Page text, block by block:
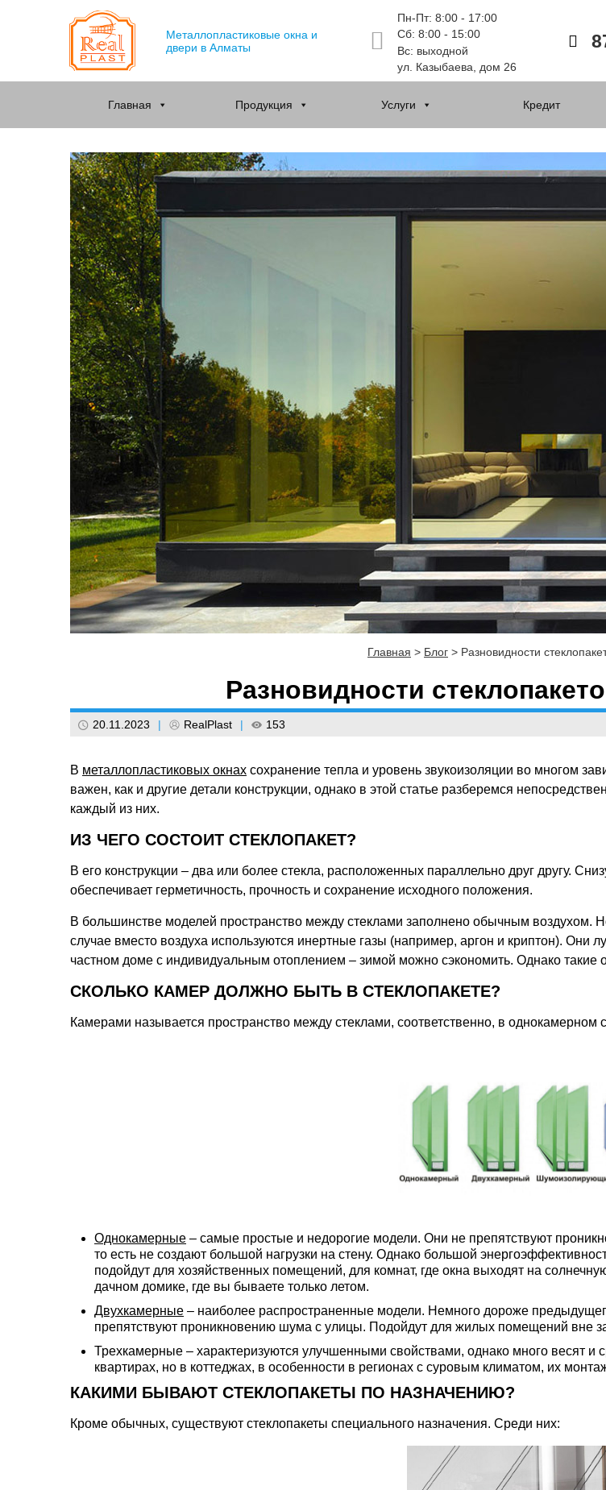
Металлопластиковые окна и
двери в Алматы
Пн-Пт: 8:00 - 17:00
Сб: 8:00 - 15:00
Вс: выходной
ул. Казыбаева, дом 26
Главная Продукция Услуги Кредит
Главная > Блог > Разновидности
Разновидности
20.11.2023 | RealPlast | 153
В металлопластиковых окнах сохранение тепла и уровень звукоизоляции во многом
важен, как и другие детали конструкции, однако в этой статье разберемся
каждый из них.
ИЗ ЧЕГО СОСТОИТ СТЕКЛОПАКЕТ?
В его конструкции – два или более стекла, расположенных параллельно друг другу.
обеспечивает герметичность, прочность и сохранение исходного положения.
В большинстве моделей пространство между стеклами заполнено обычным воздухом.
случае вместо воздуха используются инертные газы (например, аргон и криптон). Они
частном доме с индивидуальным отоплением – зимой можно сэкономить. Однако такие
СКОЛЬКО КАМЕР ДОЛЖНО БЫТЬ В СТЕКЛОПАКЕТЕ?
Камерами называется пространство между стеклами, соответственно, в однокамерном
Однокамерные – самые простые и недорогие модели. Они не препятствуют
то есть не создают большой нагрузки на стену. Однако большой
подойдут для хозяйственных помещений, для комнат, где окна выходят на
дачном домике, где вы бываете только летом.
Двухкамерные – наиболее распространенные модели. Немного дороже
препятствуют проникновению шума с улицы. Подойдут для жилых помещений вне
Трехкамерные – характеризуются улучшенными свойствами, однако много весят и
квартирах, но в коттеджах, в особенности в регионах с суровым климатом, их
КАКИМИ БЫВАЮТ СТЕКЛОПАКЕТЫ ПО НАЗНАЧЕНИЮ?
Кроме обычных, существуют стеклопакеты специального назначения. Среди них: